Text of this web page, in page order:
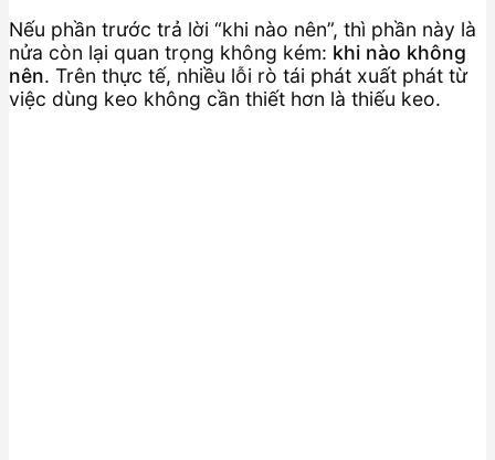
Nếu phần trước trả lời “khi nào nên”, thì phần này là
nửa còn lại quan trọng không kém: khi nào không
nên. Trên thực tế, nhiều lỗi rò tái phát xuất phát từ
việc dùng keo không cần thiết hơn là thiếu keo.